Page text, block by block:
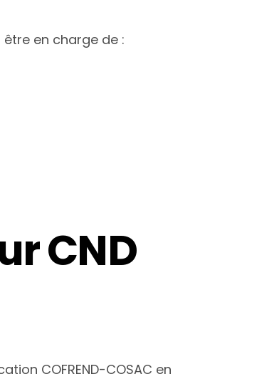
en charge de :
CND
COFREND-COSAC en